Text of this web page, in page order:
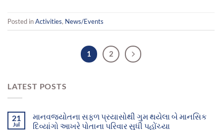
Posted inActivities, News/Events
1 2
LATEST POSTS
21
Jul
માનવજ્યોતના સફળ પ્રયાસોથી ગુમ થયેલા બે માનસિક
દિવ્યાંગો આખરે પોતાના પરિવાર સુધી પહોંચ્યા